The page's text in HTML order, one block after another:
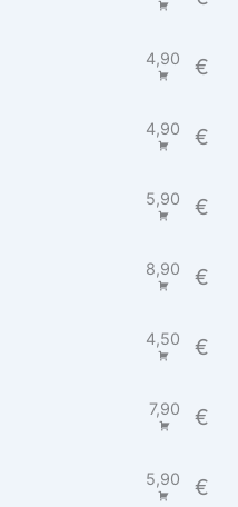
4,90 €
4,90 €
5,90 €
8,90 €
4,50 €
7,90 €
5,90 €